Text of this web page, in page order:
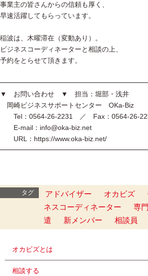
事業主の皆さんからの信頼も厚く、
早速活躍してもらっています。
稲波は、木曜滞在（変動あり）。
ビジネスコーディネーターと相談の上、
予約をとらせて頂きます。
▼ お問い合わせ ▼ 担当：堀部・浅井
岡崎ビジネスサポートセンター OKa-Biz
Tel：0564-26-2231 ／ Fax：0564-26-
E-mail：info@oka-biz.net
URL：https://www.oka-biz.net/
タグ アドバイザー オカビズ
ネスコーディネーター
専
遣
新メンバー 相談員
オカビズとは
相談する